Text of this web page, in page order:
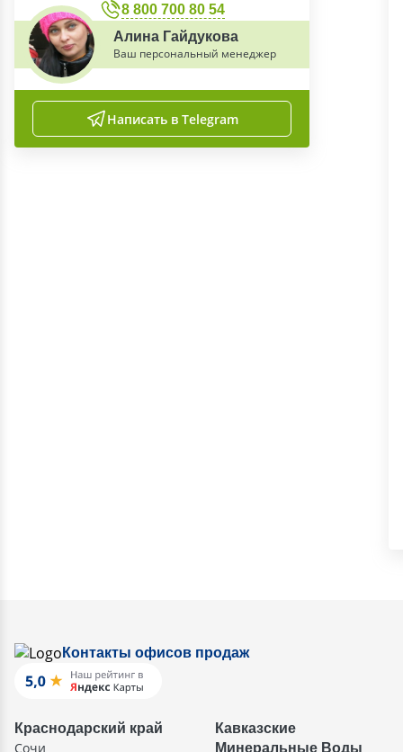
8 800 700 80 54
Алина Гайдукова
Ваш персональный менеджер
Написать в Telegram
Контакты офисов продаж
Краснодарский край
Сочи
Кавказские
Минеральные Воды